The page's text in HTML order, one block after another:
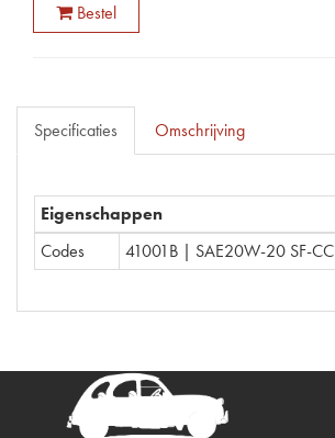
Bestel
Specificaties Omschrijving
Eigenschappen
Codes
41001B | SAE20W-20 SF-CC